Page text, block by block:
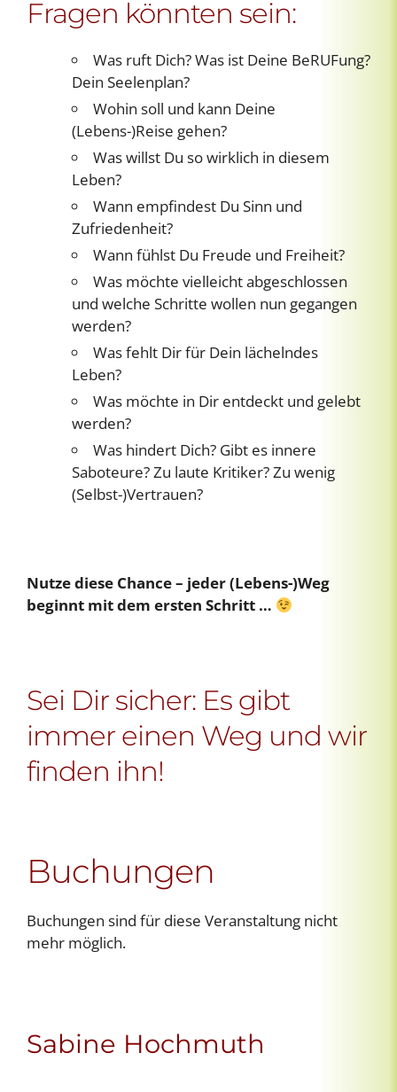
Fragen könnten sein:
Was ruft Dich? Was ist Deine BeRUFung?
Dein Seelenplan?
Wohin soll und kann Deine
(Lebens-)Reise gehen?
Was willst Du so wirklich in diesem
Leben?
Wann empfindest Du Sinn und
Zufriedenheit?
Wann fühlst Du Freude und Freiheit?
Was möchte vielleicht abgeschlossen
und welche Schritte wollen nun gegangen
werden?
Was fehlt Dir für Dein lächelndes
Leben?
Was möchte in Dir entdeckt und gelebt
werden?
Was hindert Dich? Gibt es innere
Saboteure? Zu laute Kritiker? Zu wenig
(Selbst-)Vertrauen?
Nutze diese Chance – jeder (Lebens-)Weg
beginnt mit dem ersten Schritt …
Sei Dir sicher: Es gibt
immer einen Weg und wir
finden ihn!
Buchungen
Buchungen sind für diese Veranstaltung nicht
mehr möglich.
Sabine Hochmuth